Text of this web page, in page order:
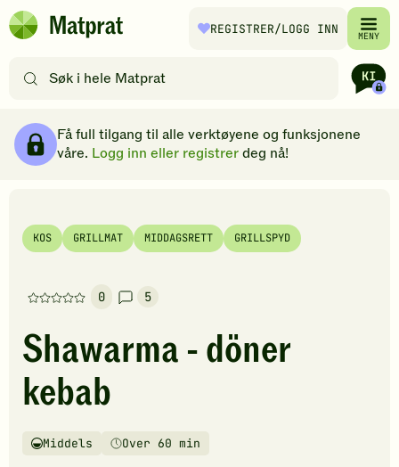
Hopp til hovedinnhold
Matprat
REGISTRER/LOGG INN MENY
etter
filtre
Få full tilgang til alle verktøyene og funksjonene
våre. Logg inn eller registrerdeg nå!
KOS GRILLMAT MIDDAGSRETT GRILLSPYD
0
Denne
har
foreløpig
ingen
vurderinger.
den
5
Shawarma - döner
kebab
Vanskelighetsgrad
Middels
TilberedningstidOver 60 min